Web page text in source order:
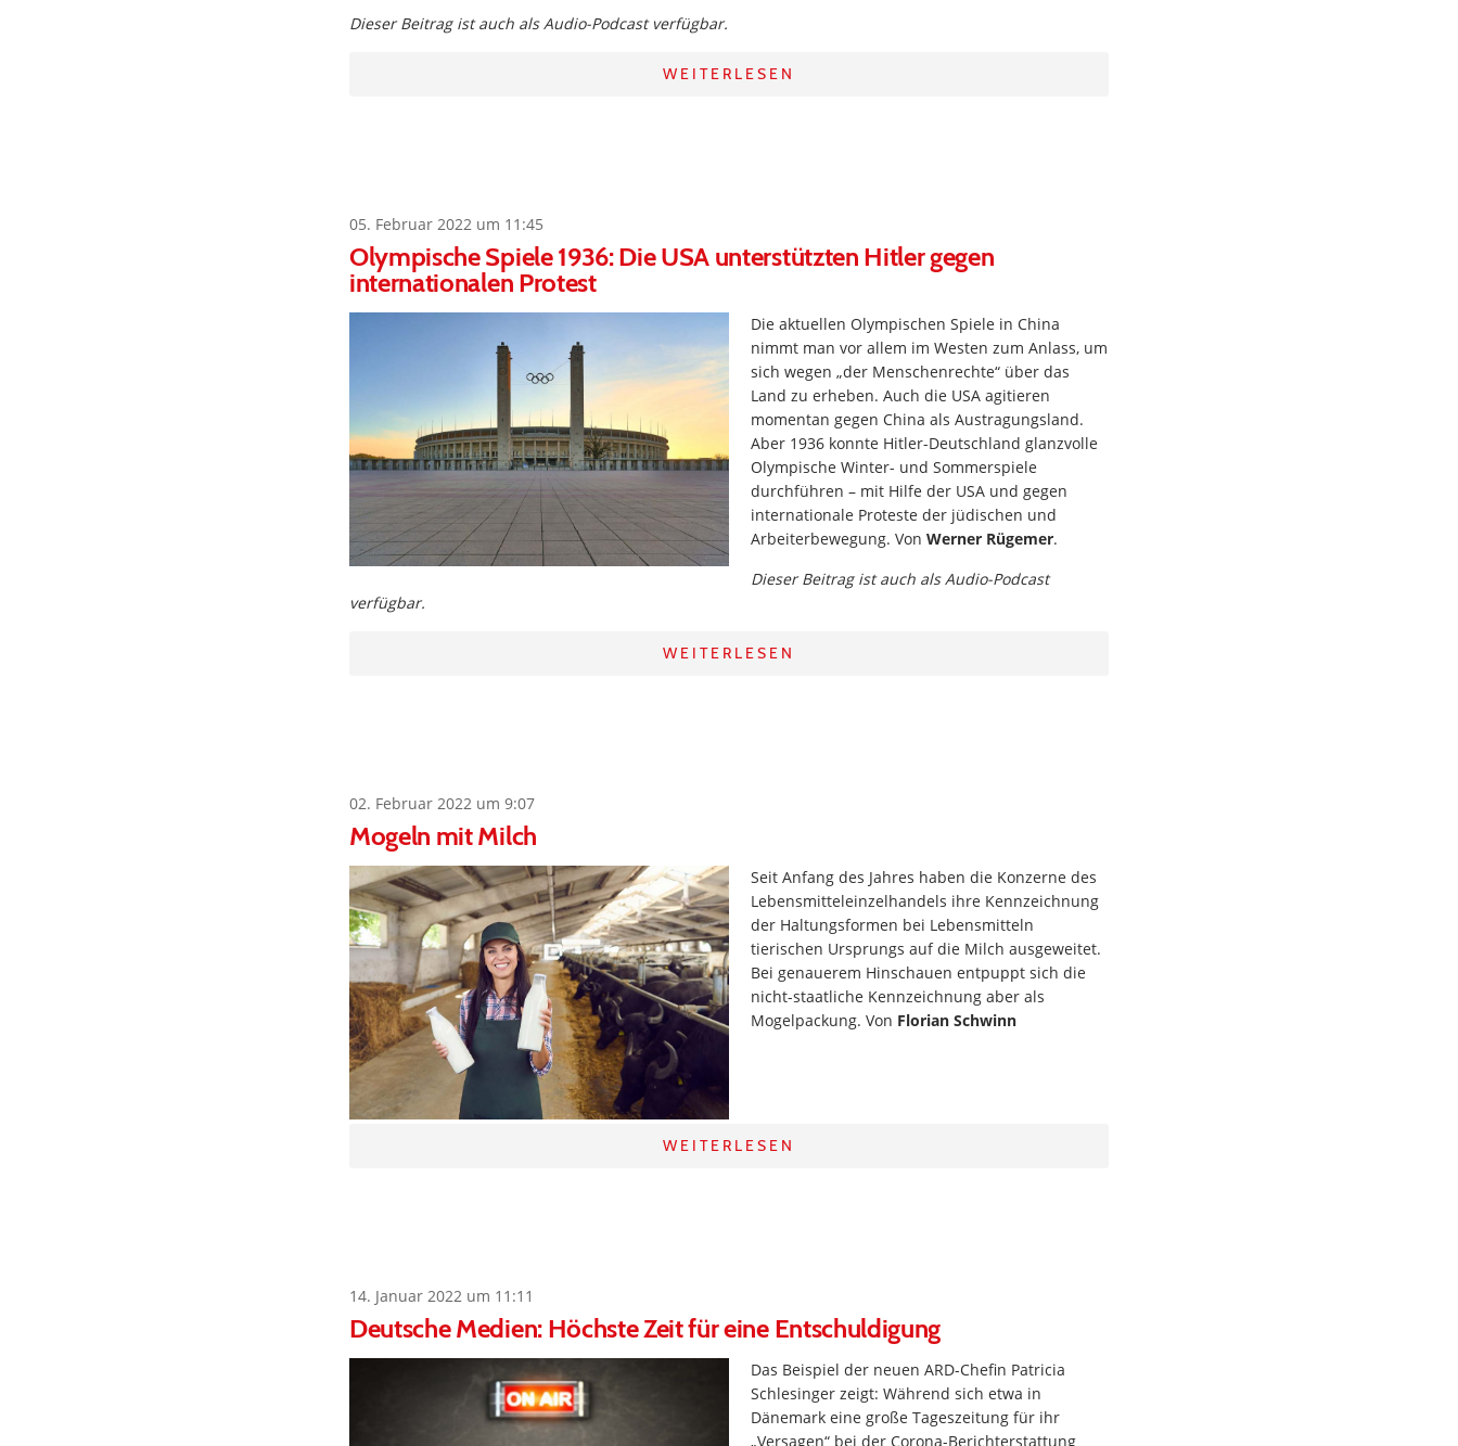
Dieser Beitrag ist auch als Audio-Podcast verfügbar.
WEITERLESEN
05. Februar 2022 um 11:45
Olympische Spiele 1936: Die USA unterstützten Hitler gegen
internationalen Protest
Die aktuellen Olympischen Spiele in China
nimmt man vor allem im Westen zum Anlass, um
sich wegen „der Menschenrechte“ über das
Land zu erheben. Auch die USA agitieren
momentan gegen China als Austragungsland.
Aber 1936 konnte Hitler-Deutschland glanzvolle
Olympische Winter- und Sommerspiele
durchführen – mit Hilfe der USA und gegen
internationale Proteste der jüdischen und
Arbeiterbewegung. Von Werner Rügemer.
Dieser Beitrag ist auch als Audio-Podcast
verfügbar.
WEITERLESEN
02. Februar 2022 um 9:07
Mogeln mit Milch
Seit Anfang des Jahres haben die Konzerne des
Lebensmitteleinzelhandels ihre Kennzeichnung
der Haltungsformen bei Lebensmitteln
tierischen Ursprungs auf die Milch ausgeweitet.
Bei genauerem Hinschauen entpuppt sich die
nicht-staatliche Kennzeichnung aber als
Mogelpackung. Von Florian Schwinn
WEITERLESEN
14. Januar 2022 um 11:11
Deutsche Medien: Höchste Zeit für eine Entschuldigung
Das Beispiel der neuen ARD-Chefin Patricia
Schlesinger zeigt: Während sich etwa in
Dänemark eine große Tageszeitung für ihr
„Versagen“ bei der Corona-Berichterstattung